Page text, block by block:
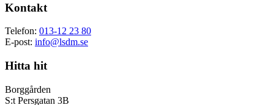
Kontakt
Telefon: 013-12 23 80
E-post: info@lsdm.se
Hitta hit
Borggården
S:t Persgatan 3B